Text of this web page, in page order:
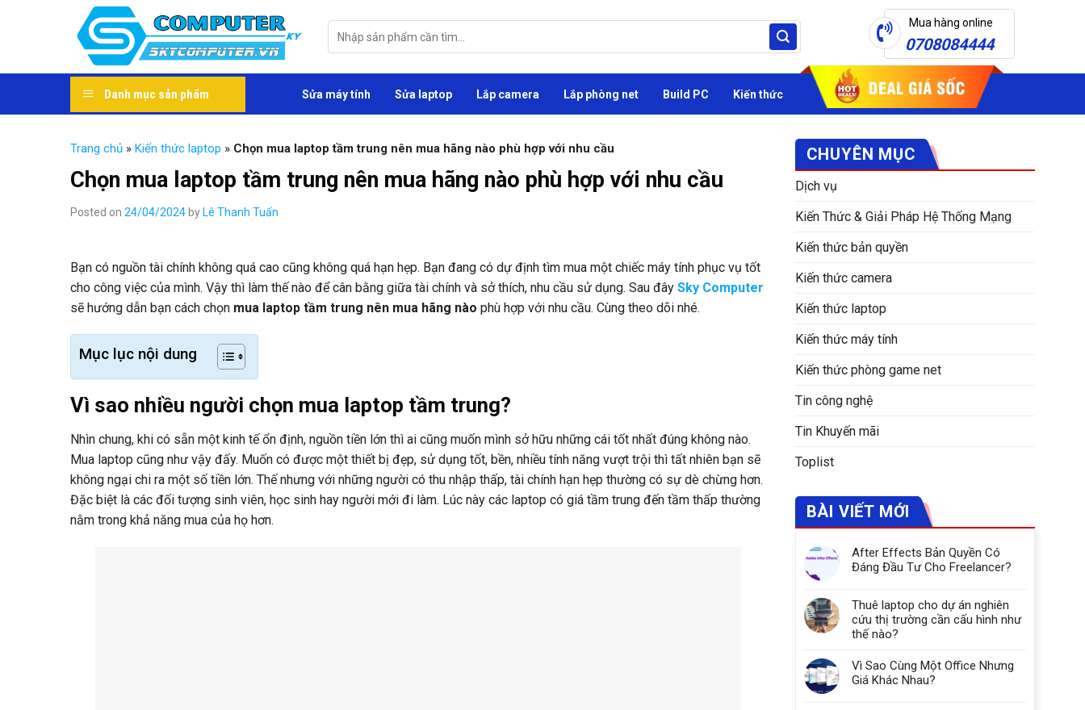
kiếm:
Mua hàng online
0708084444
Danh mục sản phẩm Sửa máy tính Sửa laptop Lắp camera Lắp phòng net Build PC Kiến thức
Trang chủ » Kiến thức laptop » Chọn mua laptop tầm trung nên mua hãng nào phù hợp với nhu cầu
Chọn mua laptop tầm trung nên mua hãng nào phù hợp với nhu cầu
Posted on 24/04/2024byLê Thanh Tuấn
Bạn có nguồn tài chính không quá cao cũng không quá hạn hẹp. Bạn đang có dự định tìm mua một chiếc máy tính phục vụ tốt
cho công việc của mình. Vậy thì làm thế nào để cân bằng giữa tài chính và sở thích, nhu cầu sử dụng. Sau đây Sky Computer
sẽ hướng dẫn bạn cách chọn mua laptop tầm trung nên mua hãng nào phù hợp với nhu cầu. Cùng theo dõi nhé.
Mục lục nội dung
Vì sao nhiều người chọn mua laptop tầm trung?
Nhìn chung, khi có sẵn một kinh tế ổn định, nguồn tiền lớn thì ai cũng muốn mình sở hữu những cái tốt nhất đúng không nào.
Mua laptop cũng như vậy đấy. Muốn có được một thiết bị đẹp, sử dụng tốt, bền, nhiều tính năng vượt trội thì tất nhiên bạn sẽ
không ngại chi ra một số tiền lớn. Thế nhưng với những người có thu nhập thấp, tài chính hạn hẹp thường có sự dè chừng hơn.
Đặc biệt là các đối tượng sinh viên, học sinh hay người mới đi làm. Lúc này các laptop có giá tầm trung đến tầm thấp thường
nằm trong khả năng mua của họ hơn.
CHUYÊN MỤC
Dịch vụ
Kiến Thức & Giải Pháp Hệ Thống Mạng
Kiến thức bản quyền
Kiến thức camera
Kiến thức laptop
Kiến thức máy tính
Kiến thức phòng game net
Tin công nghệ
Tin Khuyến mãi
Toplist
BÀI VIẾT MỚI
After Effects Bản Quyền Có
Đáng Đầu Tư Cho Freelancer?
Thuê laptop cho dự án nghiên
cứu thị trường cần cấu hình như
thế nào?
Vì Sao Cùng Một Office Nhưng
Giá Khác Nhau?